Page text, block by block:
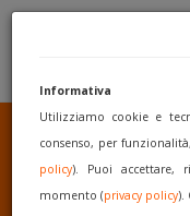
SEI
O
I
Informativa
Utilizziamo cookie e
consenso, per
policy). Puoi accettare,
momento (privacy policy).